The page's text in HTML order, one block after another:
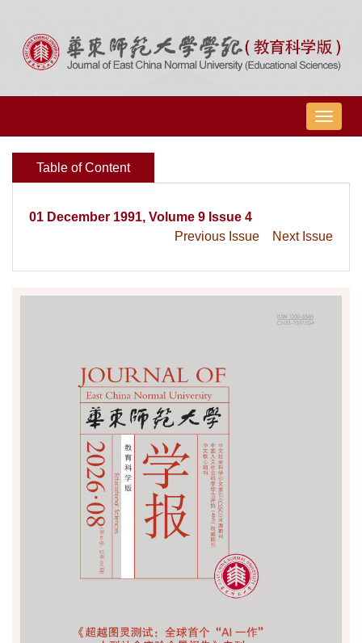
导
航
Table of Content
01 December 1991, Volume 9 Issue 4
Previous Issue
Next Issue